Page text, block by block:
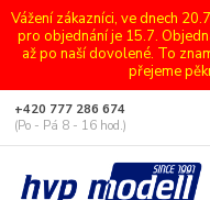
Vážení zákazníci, ve dnech
pro objednání je 15.7.
až po naší dovolené. To
přejeme
+420 777 286 674
(Po - Pá 8 - 16 hod.)